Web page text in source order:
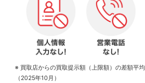
※ 買取店からの買取提示額（上限額）の差額平均
（2025年10月）